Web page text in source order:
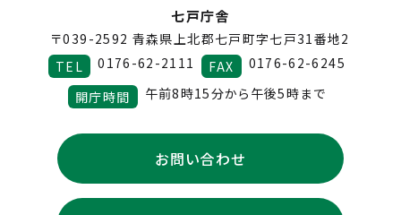
七戸庁舎
〒039-2592 青森県上北郡七戸町字七戸31番地2
TEL
0176-62-2111 FAX
0176-62-6245
開庁時間
午前8時15分から午後5時まで
お問い合わせ